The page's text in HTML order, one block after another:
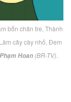
bốn chân tre, Thành
cây cày nhỏ, Đem
Phạm Hoan (BR-TV)